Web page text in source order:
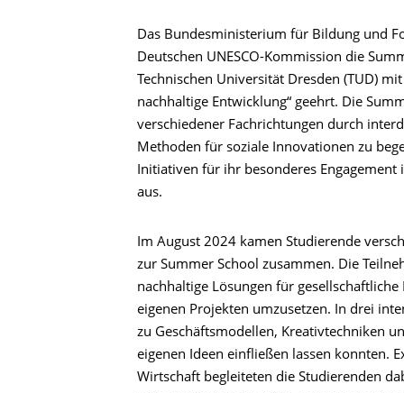
Das Bundesministerium für Bildung und
Deutschen UNESCO-Kommission die
Technischen Universität Dresden (TUD)
nachhaltige Entwicklung“ geehrt. Die
verschiedener Fachrichtungen durch
Methoden für soziale Innovationen zu
Initiativen für ihr besonderes
aus.
Im August 2024 kamen Studierende
zur Summer School zusammen. Die
nachhaltige Lösungen für
eigenen Projekten umzusetzen. In drei
zu Geschäftsmodellen, Kreativtechniken
eigenen Ideen einfließen lassen konnten.
Wirtschaft begleiteten die Studierenden